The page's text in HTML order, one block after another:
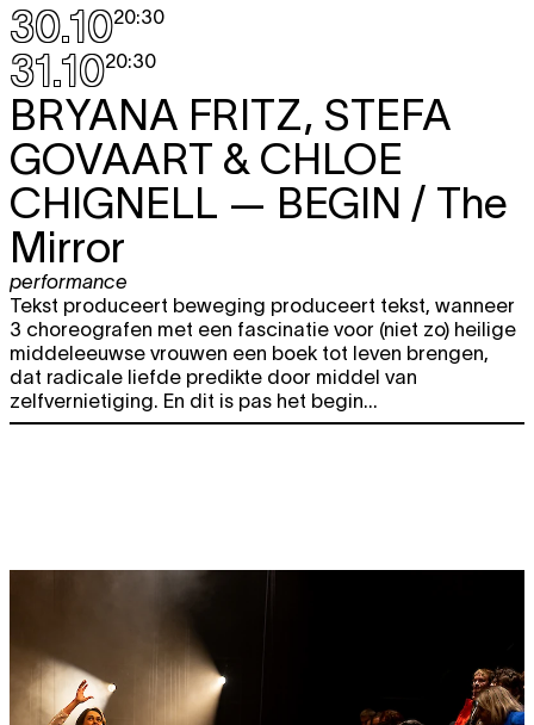
30.1020:30
31.1020:30
BRYANA FRITZ, STEFA
GOVAART & CHLOE
CHIGNELL — BEGIN / The
Mirror
performance
Tekst produceert beweging produceert tekst, wanneer
3 choreografen met een fascinatie voor (niet zo) heilige
middeleeuwse vrouwen een boek tot leven brengen,
dat radicale liefde predikte door middel van
zelfvernietiging. En dit is pas het begin...